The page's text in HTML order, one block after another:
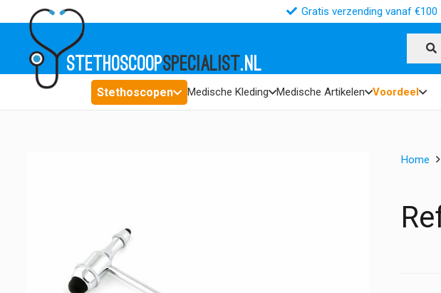
Gratis verzending vanaf €100
STETHOSCOOPSPECIALIST.NL
Stethoscopen Medische Kleding Medische Artikelen Voordeel
Home